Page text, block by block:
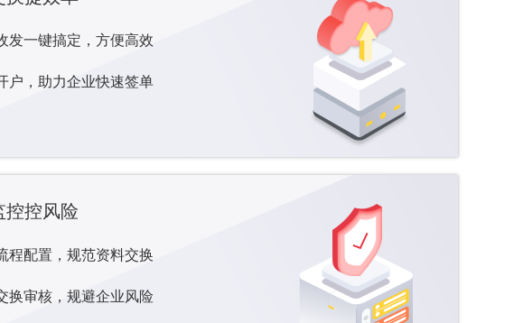
发一键搞定，方便高效
户，助力企业快速签单
控控风险
程配置，规范资料交换
换审核，规避企业风险